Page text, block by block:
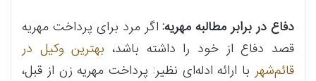
دفاع در برابر مطالبه مهریه: اگر مرد برای پرداخت مهریه
قصد دفاع از خود را داشته باشد، بهترین وکیل در
قائم‌شهربا ارائه ادله‌ای نظیر: پرداخت مهریه زن از قبل،